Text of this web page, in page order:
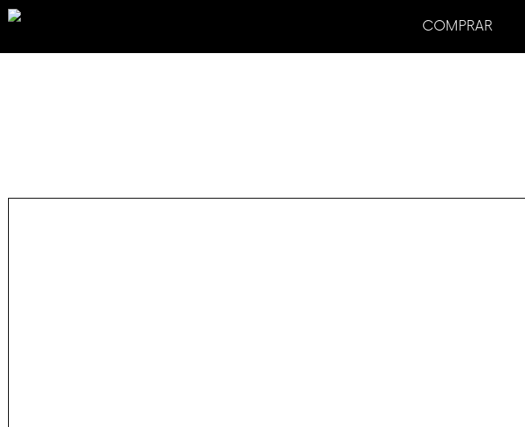
COMPRAR